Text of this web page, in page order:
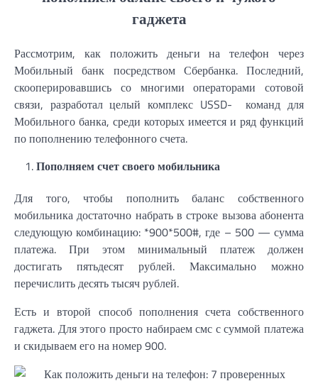
гаджета
Рассмотрим, как положить деньги на телефон через
Мобильный банк посредством Сбербанка. Последний,
скооперировавшись со многими операторами сотовой
связи, разработал целый комплекс USSD- команд для
Мобильного банка, среди которых имеется и ряд функций
по пополнению телефонного счета.
Пополняем счет своего мобильника
Для того, чтобы пополнить баланс собственного
мобильника достаточно набрать в строке вызова абонента
следующую комбинацию: *900*500#, где – 500 — сумма
платежа. При этом минимальный платеж должен
достигать пятьдесят рублей. Максимально можно
перечислить десять тысяч рублей.
Есть и второй способ пополнения счета собственного
гаджета. Для этого просто набираем смс с суммой платежа
и скидываем его на номер 900.